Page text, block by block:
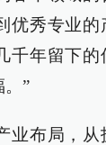
优秀专业
千年留下的
”
业布局，